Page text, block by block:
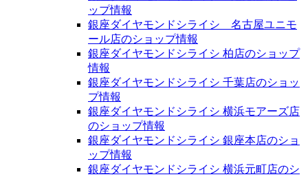
ップ情報
銀座ダイヤモンドシライシ 名古屋ユニモ
ール店のショップ情報
銀座ダイヤモンドシライシ 柏店のショップ
情報
銀座ダイヤモンドシライシ 千葉店のショッ
プ情報
銀座ダイヤモンドシライシ 横浜モアーズ店
のショップ情報
銀座ダイヤモンドシライシ 銀座本店のショ
ップ情報
銀座ダイヤモンドシライシ 横浜元町店のシ